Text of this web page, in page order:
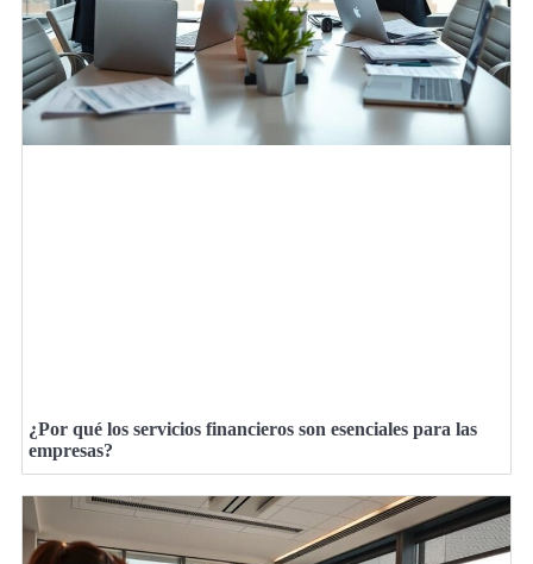
¿Por qué los servicios financieros son esenciales para las
empresas?